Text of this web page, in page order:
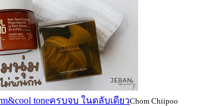
toneครบจบ ในตลับเดียวChom Chiipoo